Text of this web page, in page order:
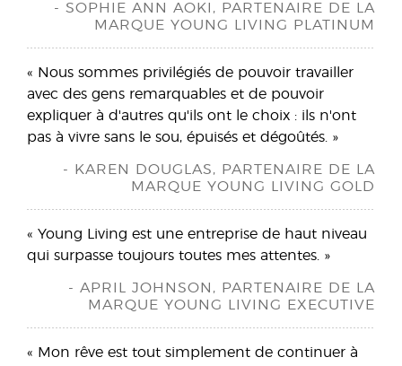
- SOPHIE ANN AOKI, PARTENAIRE DE LA
MARQUE YOUNG LIVING PLATINUM
« Nous sommes privilégiés de pouvoir travailler
avec des gens remarquables et de pouvoir
expliquer à d'autres qu'ils ont le choix : ils n'ont
pas à vivre sans le sou, épuisés et dégoûtés. »
- KAREN DOUGLAS, PARTENAIRE DE LA
MARQUE YOUNG LIVING GOLD
« Young Living est une entreprise de haut niveau
qui surpasse toujours toutes mes attentes. »
- APRIL JOHNSON, PARTENAIRE DE LA
MARQUE YOUNG LIVING EXECUTIVE
« Mon rêve est tout simplement de continuer à